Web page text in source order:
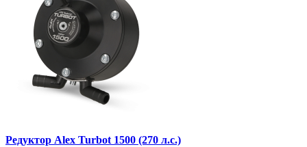
Редуктор Alex Turbot 1500 (270 л.с.)